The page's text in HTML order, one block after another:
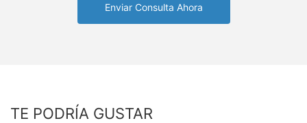
Enviar Consulta Ahora
TE PODRÍA GUSTAR